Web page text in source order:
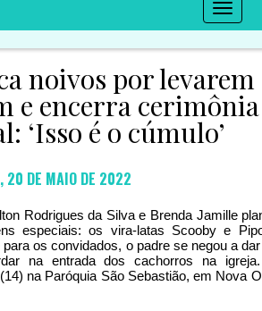
noivos por levarem
e encerra
‘Isso é o cúmulo’
20 DE MAIO DE 2022
Rodrigues da Silva e Brenda Jamille
especiais: os vira-latas Scooby e
os convidados, o padre se negou a
na entrada dos cachorros na
na Paróquia São Sebastião, em Nova